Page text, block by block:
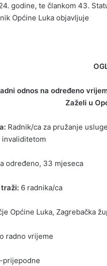
godine, te člankom 43.
Općine Luka objavljuje
odnos na određeno
Zaželi u
Radnik/ca za pružanje
invaliditetom
određeno, 33 mjeseca
6 radnika/ca
Općine Luka, Zagrebačka
radno vrijeme
prijepodne